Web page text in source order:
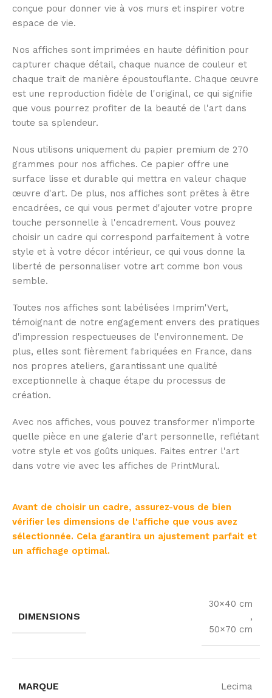
conçue pour donner vie à vos murs et inspirer votre
espace de vie.
Nos affiches sont imprimées en haute définition pour
capturer chaque détail, chaque nuance de couleur et
chaque trait de manière époustouflante. Chaque œuvre
est une reproduction fidèle de l'original, ce qui signifie
que vous pourrez profiter de la beauté de l'art dans
toute sa splendeur.
Nous utilisons uniquement du papier premium de 270
grammes pour nos affiches. Ce papier offre une
surface lisse et durable qui mettra en valeur chaque
œuvre d'art. De plus, nos affiches sont prêtes à être
encadrées, ce qui vous permet d'ajouter votre propre
touche personnelle à l'encadrement. Vous pouvez
choisir un cadre qui correspond parfaitement à votre
style et à votre décor intérieur, ce qui vous donne la
liberté de personnaliser votre art comme bon vous
semble.
Toutes nos affiches sont labélisées Imprim'Vert,
témoignant de notre engagement envers des pratiques
d'impression respectueuses de l'environnement. De
plus, elles sont fièrement fabriquées en France, dans
nos propres ateliers, garantissant une qualité
exceptionnelle à chaque étape du processus de
création.
Avec nos affiches, vous pouvez transformer n'importe
quelle pièce en une galerie d'art personnelle, reflétant
votre style et vos goûts uniques. Faites entrer l'art
dans votre vie avec les affiches de PrintMural.
Avant de choisir un cadre, assurez-vous de bien
vérifier les dimensions de l'affiche que vous avez
sélectionnée. Cela garantira un ajustement parfait et
un affichage optimal.
DIMENSIONS
30×40 cm
,
50×70 cm
MARQUE Lecima